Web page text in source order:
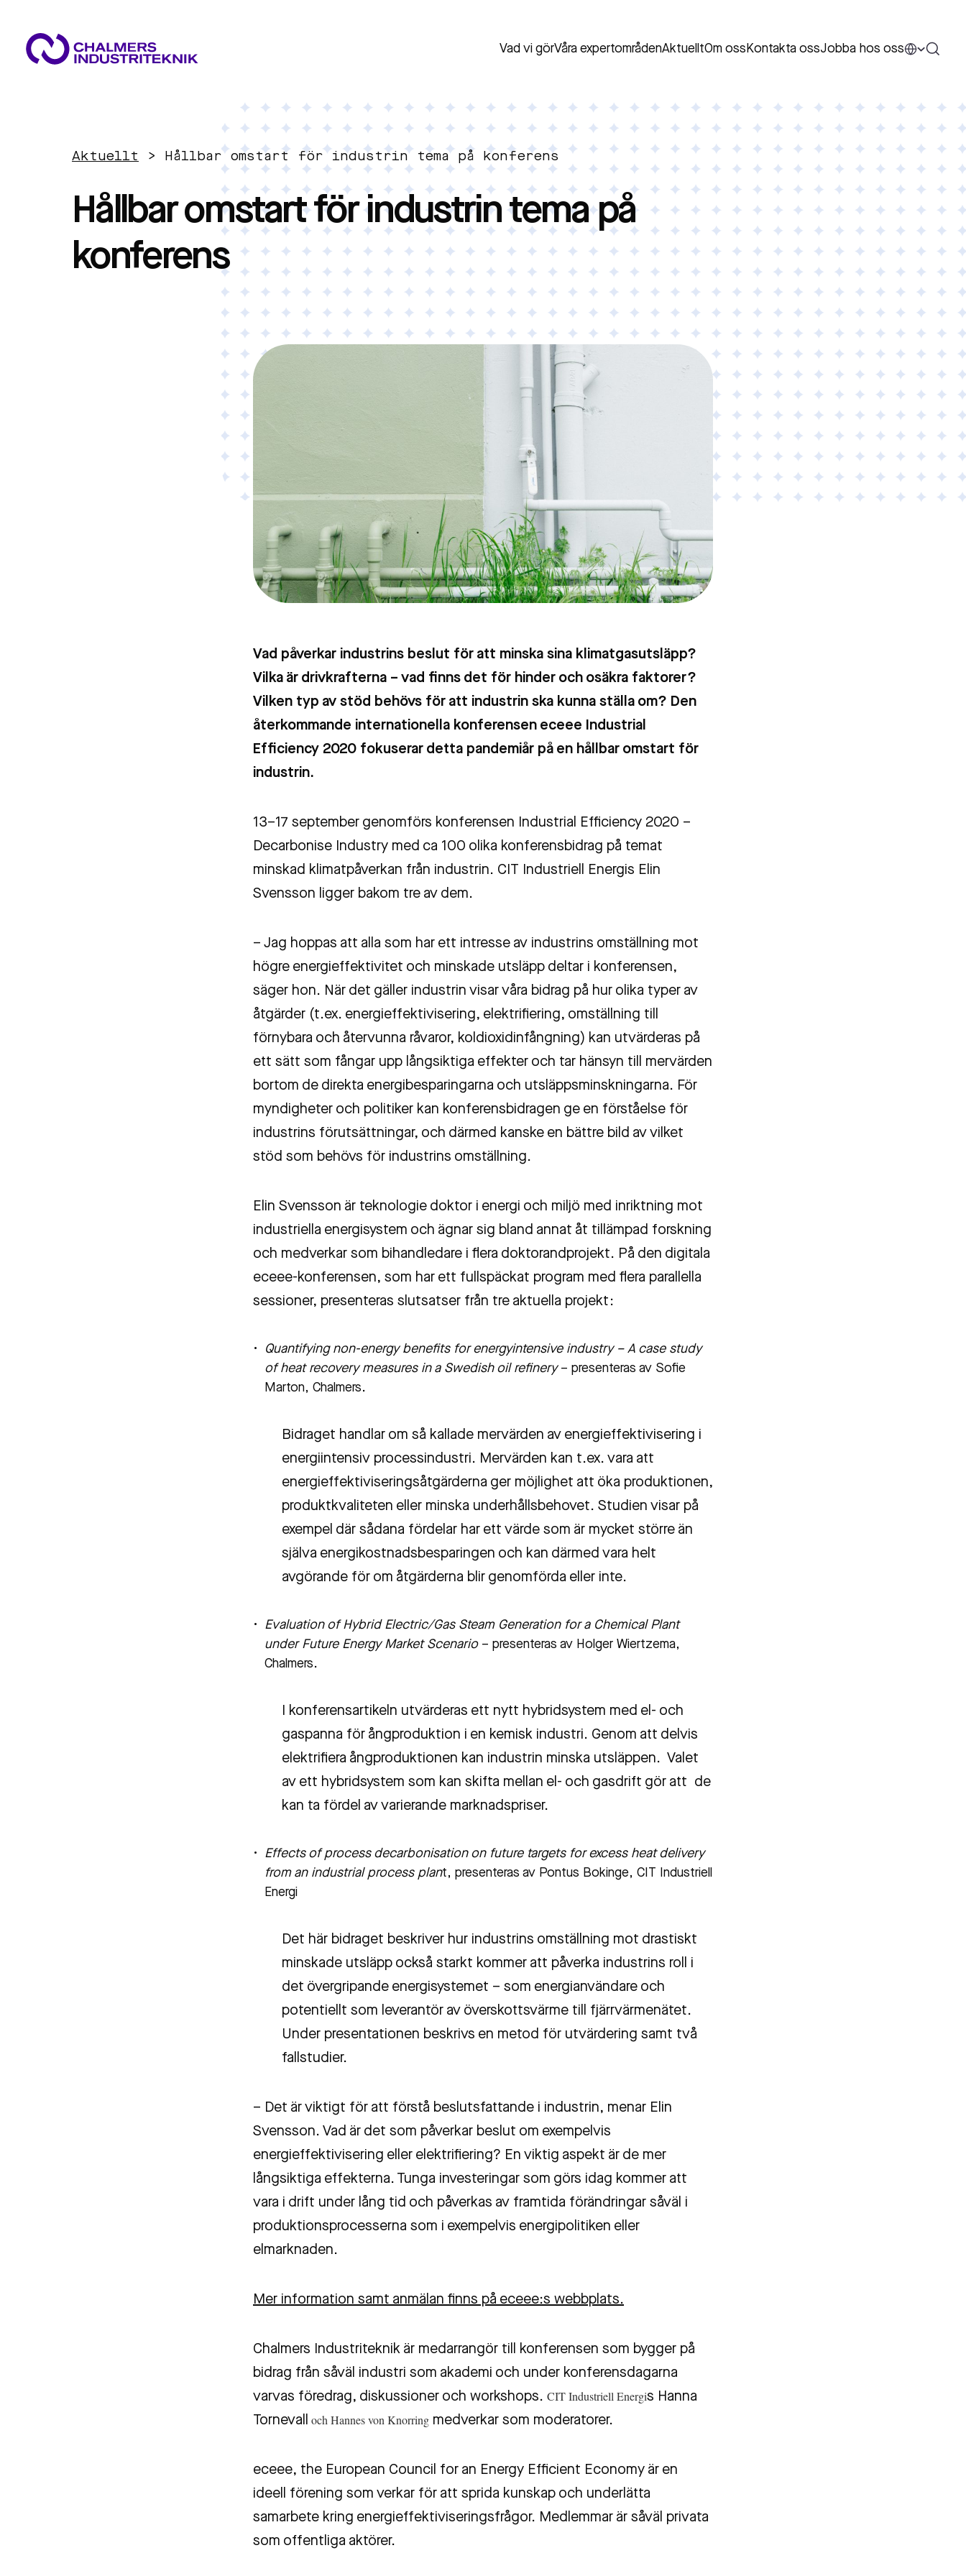
Vad vi görVåra expertområdenAktuelltOm oss Kontakta ossJobba hos oss
OM OSS
JOBBA HOS OSS
Aktuellt > Hållbar omstart för industrin tema på konferens
Hållbar omstart för industrin tema på
konferens
Vad påverkar industrins beslut för att minska sina klimatgasutsläpp?
Vilka är drivkrafterna – vad finns det för hinder och osäkra faktorer?
Vilken typ av stöd behövs för att industrin ska kunna ställa om? Den
återkommande internationella konferensen eceee Industrial
Efficiency 2020 fokuserar detta pandemiår på en hållbar omstart för
industrin.
13–17 september genomförs konferensen Industrial Efficiency 2020 –
Decarbonise Industry med ca 100 olika konferensbidrag på temat
minskad klimatpåverkan från industrin. CIT Industriell Energis Elin
Svensson ligger bakom tre av dem.
– Jag hoppas att alla som har ett intresse av industrins omställning mot
högre energieffektivitet och minskade utsläpp deltar i konferensen,
säger hon. När det gäller industrin visar våra bidrag på hur olika typer av
åtgärder (t.ex. energieffektivisering, elektrifiering, omställning till
förnybara och återvunna råvaror, koldioxidinfångning) kan utvärderas på
ett sätt som fångar upp långsiktiga effekter och tar hänsyn till mervärden
bortom de direkta energibesparingarna och utsläppsminskningarna. För
myndigheter och politiker kan konferensbidragen ge en förståelse för
industrins förutsättningar, och därmed kanske en bättre bild av vilket
stöd som behövs för industrins omställning.
Elin Svensson är teknologie doktor i energi och miljö med inriktning mot
industriella energisystem och ägnar sig bland annat åt tillämpad forskning
och medverkar som bihandledare i flera doktorandprojekt. På den digitala
eceee-konferensen, som har ett fullspäckat program med flera parallella
sessioner, presenteras slutsatser från tre aktuella projekt:
Quantifying non-energy benefits for energyintensive industry – A case study
of heat recovery measures in a Swedish oil refinery– presenteras av Sofie
Marton, Chalmers.
Bidraget handlar om så kallade mervärden av energieffektivisering i
energiintensiv processindustri. Mervärden kan t.ex. vara att
energieffektiviseringsåtgärderna ger möjlighet att öka produktionen,
produktkvaliteten eller minska underhållsbehovet. Studien visar på
exempel där sådana fördelar har ett värde som är mycket större än
själva energikostnadsbesparingen och kan därmed vara helt
avgörande för om åtgärderna blir genomförda eller inte.
Evaluation of Hybrid Electric/Gas Steam Generation for a Chemical Plant
under Future Energy Market Scenario– presenteras av Holger Wiertzema,
Chalmers.
I konferensartikeln utvärderas ett nytt hybridsystem med el- och
gaspanna för ångproduktion i en kemisk industri. Genom att delvis
elektrifiera ångproduktionen kan industrin minska utsläppen. Valet
av ett hybridsystem som kan skifta mellan el- och gasdrift gör att de
kan ta fördel av varierande marknadspriser.
Effects of process decarbonisation on future targets for excess heat delivery
from an industrial process plant, presenteras av Pontus Bokinge, CIT Industriell
Energi
Det här bidraget beskriver hur industrins omställning mot drastiskt
minskade utsläpp också starkt kommer att påverka industrins roll i
det övergripande energisystemet – som energianvändare och
potentiellt som leverantör av överskottsvärme till fjärrvärmenätet.
Under presentationen beskrivs en metod för utvärdering samt två
fallstudier.
– Det är viktigt för att förstå beslutsfattande i industrin, menar Elin
Svensson. Vad är det som påverkar beslut om exempelvis
energieffektivisering eller elektrifiering? En viktig aspekt är de mer
långsiktiga effekterna. Tunga investeringar som görs idag kommer att
vara i drift under lång tid och påverkas av framtida förändringar såväl i
produktionsprocesserna som i exempelvis energipolitiken eller
elmarknaden.
Mer information samt anmälan finns på eceee:s webbplats.
Chalmers Industriteknik är medarrangör till konferensen som bygger på
bidrag från såväl industri som akademi och under konferensdagarna
varvas föredrag, diskussioner och workshops. CIT Industriell Energis Hanna
Tornevall och Hannes von Knorring medverkar som moderatorer.
eceee, the European Council for an Energy Efficient Economy är en
ideell förening som verkar för att sprida kunskap och underlätta
samarbete kring energieffektiviseringsfrågor. Medlemmar är såväl privata
som offentliga aktörer.